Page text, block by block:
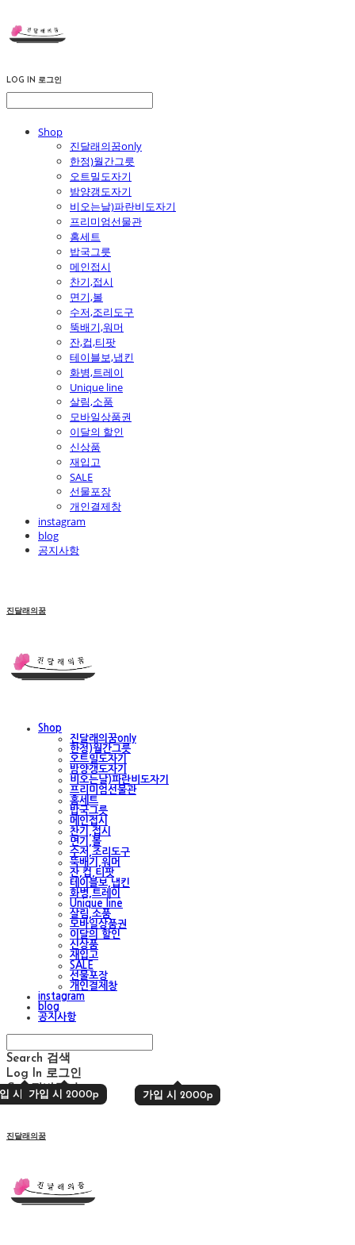
LOG IN 로그인
Shop
진달래의꿈only
한정)월간그릇
오트밀도자기
밤양갱도자기
비오는날)파란비도자기
프리미엄선물관
홈세트
밥국그릇
메인접시
찬기,접시
면기,볼
수저,조리도구
뚝배기,워머
잔,컵,티팟
테이블보,냅킨
화병,트레이
Unique line
살림,소품
모바일상품권
이달의 할인
신상품
재입고
SALE
선물포장
개인결제창
instagram
blog
공지사항
진달래의꿈
Shop
진달래의꿈only
한정)월간그릇
오트밀도자기
밤양갱도자기
비오는날)파란비도자기
프리미엄선물관
홈세트
밥국그릇
메인접시
찬기,접시
면기,볼
수저,조리도구
뚝배기,워머
잔,컵,티팟
테이블보,냅킨
화병,트레이
Unique line
살림,소품
모바일상품권
이달의 할인
신상품
재입고
SALE
선물포장
개인결제창
instagram
blog
공지사항
Search 검색
Log In
시 2000p
로그인
가입 시 2000p 가입 시 2000p
가입 시 2000p
Cart장바구니
진달래의꿈